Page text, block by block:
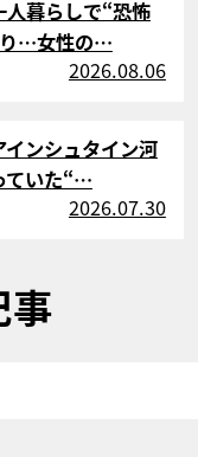
暮らしで“恐怖
…女性の…
2026.08.06
インシュタイン河
ていた“…
2026.07.30
事